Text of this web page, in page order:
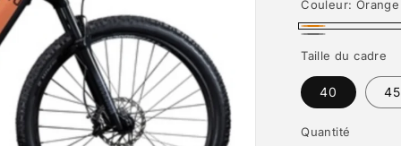
Couleur: Orange
Orange
Gris
Taille du cadre
40 45
Quantité